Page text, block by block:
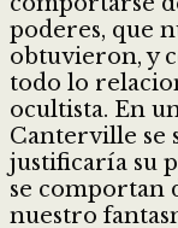
poderes, que
obtuvieron, y
todo lo
ocultista. En
Canterville se
justificaría su
se comportan
nuestro